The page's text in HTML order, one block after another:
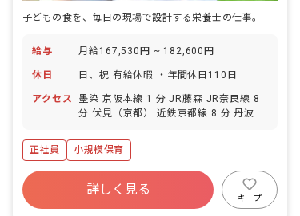
子どもの食を、毎日の現場で設計する栄養士の仕事。
給与 月給167,530円 ~ 182,600円
休日 日、祝 有給休暇 ・年間休日110日
アクセス
墨染 京阪本線 1 分 JR藤森 JR奈良線 8
分 伏見（京都） 近鉄京都線 8 分 丹波橋
正社員
小規模保育
詳しく見る
キープ